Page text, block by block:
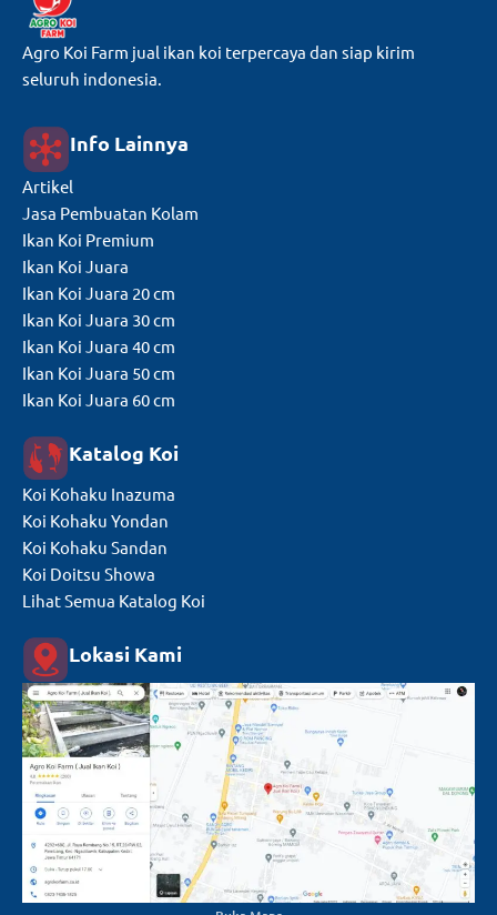
Agro Koi Farm jual ikan koi terpercaya dan siap kirim
seluruh indonesia.
Info Lainnya
Artikel
Jasa Pembuatan Kolam
Ikan Koi Premium
Ikan Koi Juara
Ikan Koi Juara 20 cm
Ikan Koi Juara 30 cm
Ikan Koi Juara 40 cm
Ikan Koi Juara 50 cm
Ikan Koi Juara 60 cm
Katalog Koi
Koi Kohaku Inazuma
Koi Kohaku Yondan
Koi Kohaku Sandan
Koi Doitsu Showa
Lihat Semua Katalog Koi
Lokasi Kami